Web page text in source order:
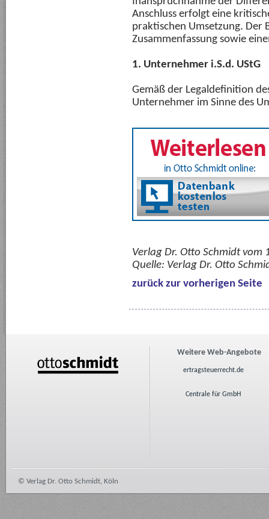
Anschluss erfolgt eine
praktischen Umsetzung. Der
Zusammenfassung sowie
1. Unternehmer i.S.d. UStG
Gemäß der Legaldefinition
Unternehmer im Sinne des
Verlag Dr. Otto Schmidt vom
Quelle: Verlag Dr. Otto
zurück zur vorherigen Seite
Weitere Web-Angebote
ertragsteuerrecht.de
Centrale für GmbH
© Verlag Dr. Otto Schmidt, Köln